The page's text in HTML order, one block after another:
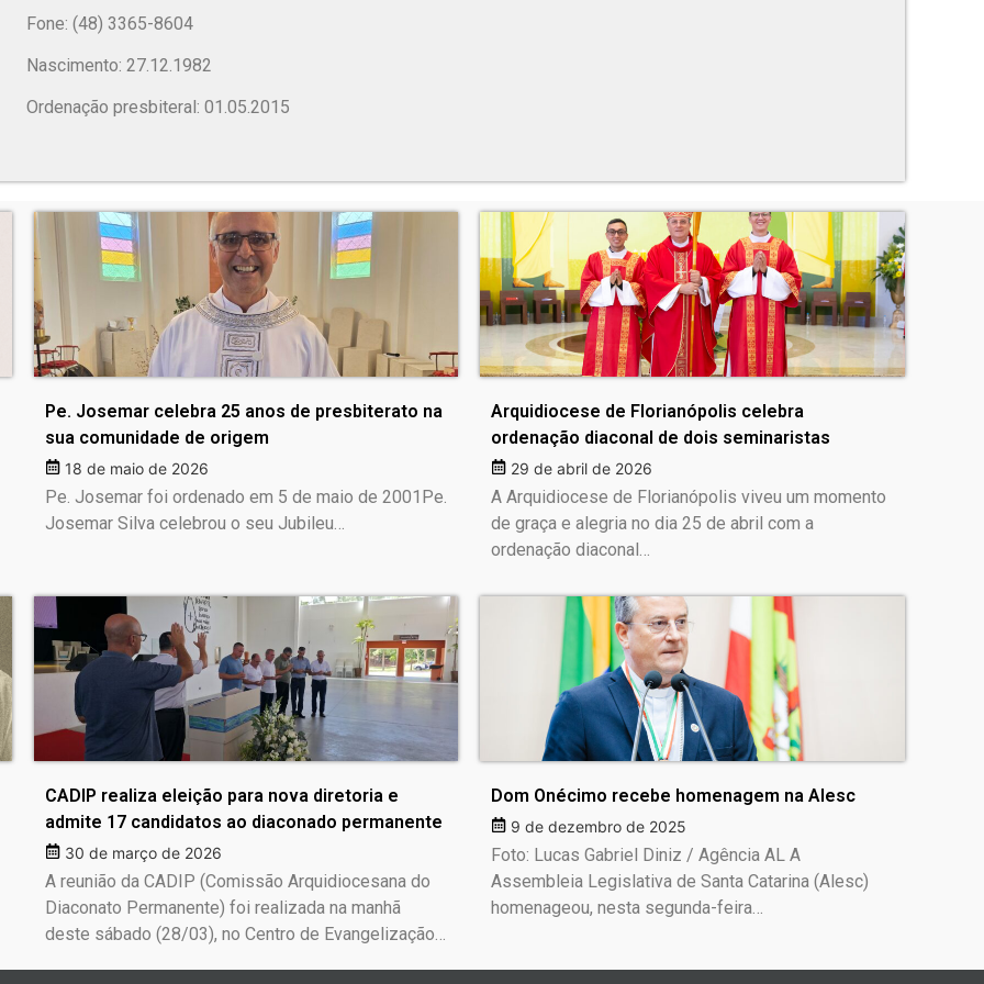
Fone: (48) 3365-8604
Nascimento: 27.12.1982
Ordenação presbiteral: 01.05.2015
Pe. Josemar celebra 25 anos de presbiterato na
sua comunidade de origem
18 de maio de 2026
Pe. Josemar foi ordenado em 5 de maio de 2001Pe.
Josemar Silva celebrou o seu Jubileu…
Arquidiocese de Florianópolis celebra
ordenação diaconal de dois seminaristas
29 de abril de 2026
A Arquidiocese de Florianópolis viveu um momento
de graça e alegria no dia 25 de abril com a
ordenação diaconal…
CADIP realiza eleição para nova diretoria e
admite 17 candidatos ao diaconado permanente
30 de março de 2026
A reunião da CADIP (Comissão Arquidiocesana do
Diaconato Permanente) foi realizada na manhã
deste sábado (28/03), no Centro de Evangelização…
Dom Onécimo recebe homenagem na Alesc
9 de dezembro de 2025
Foto: Lucas Gabriel Diniz / Agência AL A
Assembleia Legislativa de Santa Catarina (Alesc)
homenageou, nesta segunda-feira…